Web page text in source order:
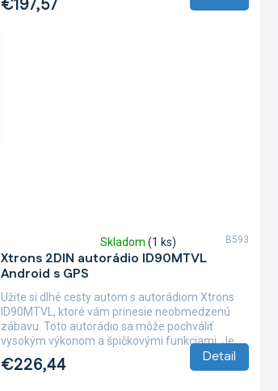
€197,57
Xtrons 2DIN autorádio ID90MTVL
Android s GPS
hodnotenie
produktu
je
5,0
z
5
hviezdičiek.
Skladom (1 ks)
€226,44 Detail
Užite si dlhé cesty autom s autorádiom Xtrons
ID90MTVL, ktoré vám prinesie neobmedzenú
zábavu. Toto autorádio sa môže pochváliť
vysokým výkonom a špičkovými funkciami. Je...
B593